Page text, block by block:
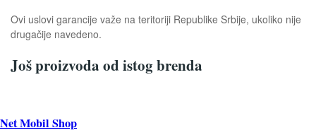
Ovi uslovi garancije važe na teritoriji Republike Srbije, ukoliko nije
drugačije navedeno.
Još proizvoda od istog brenda
Net Mobil Shop